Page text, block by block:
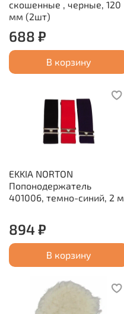
скошенные , черные, 120
мм (2шт)
688 ₽
В корзину
EKKIA NORTON
Попонодержатель
401006, темно-синий, 2 м
894 ₽
В корзину